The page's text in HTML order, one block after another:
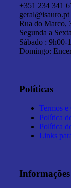
+351 234 341
geral@isauro.pt
Rua do Marco,
Segunda a
Sábado : 9h00-
Domingo:
Políticas
Termos e
Política
Política
Links
Informações